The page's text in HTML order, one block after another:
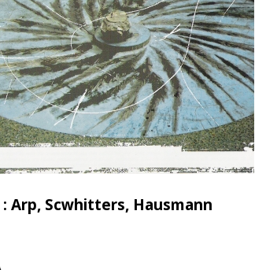
Arp, Scwhitters, Hausmann